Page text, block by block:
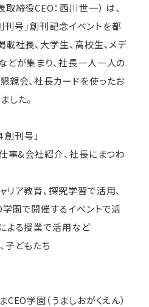
締役CEO：⻄川世⼀） は、
刊号」創刊記念イベントを都
社長、大学生、高校生、メデ
どが集まり、社長一人一人の
親会、社長カードを使ったお
した。
刊号」
事&会社紹介、社長にまつわ
ア教育、探究学習で活用、
学園で開催するイベントで活
よる授業で活用など
子どもたち
学園（うましおがくえん）